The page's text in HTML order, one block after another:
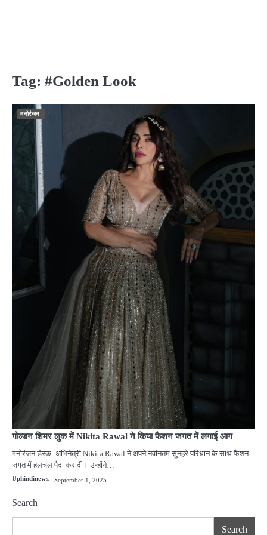
Tag: #Golden Look
मनोरंजन
गोल्डन शिमर लुक में Nikita Rawal ने किया फैशन जगत में लगाई आग
मनोरंजन डेस्क: अभिनेत्री Nikita Rawal ने अपने नवीनतम सुनहरे परिधान के साथ फैशन
जगत में हलचल पैदा कर दी। उन्होंने…
Uphindinews September 1, 2025
Search
Search